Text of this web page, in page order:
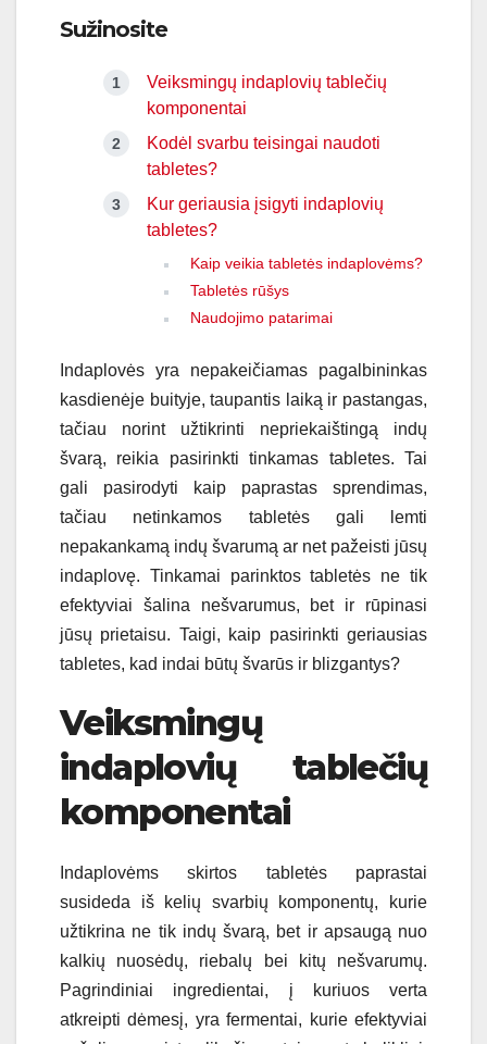
Sužinosite
Veiksmingų indaplovių tablečių
komponentai
Kodėl svarbu teisingai naudoti
tabletes?
Kur geriausia įsigyti indaplovių
tabletes?
Kaip veikia tabletės indaplovėms?
Tabletės rūšys
Naudojimo patarimai
Indaplovės yra nepakeičiamas pagalbininkas
kasdienėje buityje, taupantis laiką ir pastangas,
tačiau norint užtikrinti nepriekaištingą indų
švarą, reikia pasirinkti tinkamas tabletes. Tai
gali pasirodyti kaip paprastas sprendimas,
tačiau netinkamos tabletės gali lemti
nepakankamą indų švarumą ar net pažeisti jūsų
indaplovę. Tinkamai parinktos tabletės ne tik
efektyviai šalina nešvarumus, bet ir rūpinasi
jūsų prietaisu. Taigi, kaip pasirinkti geriausias
tabletes, kad indai būtų švarūs ir blizgantys?
Veiksmingų
indaplovių tablečių
komponentai
Indaplovėms skirtos tabletės paprastai
susideda iš kelių svarbių komponentų, kurie
užtikrina ne tik indų švarą, bet ir apsaugą nuo
kalkių nuosėdų, riebalų bei kitų nešvarumų.
Pagrindiniai ingredientai, į kuriuos verta
atkreipti dėmesį, yra fermentai, kurie efektyviai